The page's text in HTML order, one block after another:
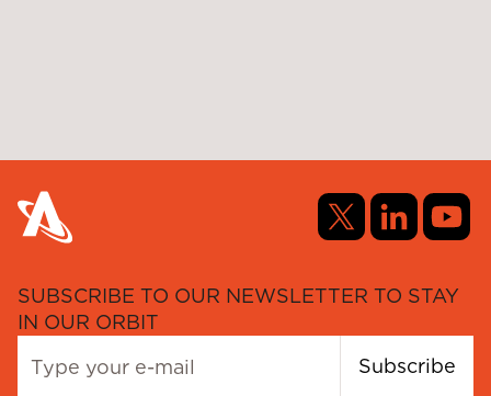
SUBSCRIBE TO OUR NEWSLETTER TO STAY
IN OUR ORBIT
Subscribe